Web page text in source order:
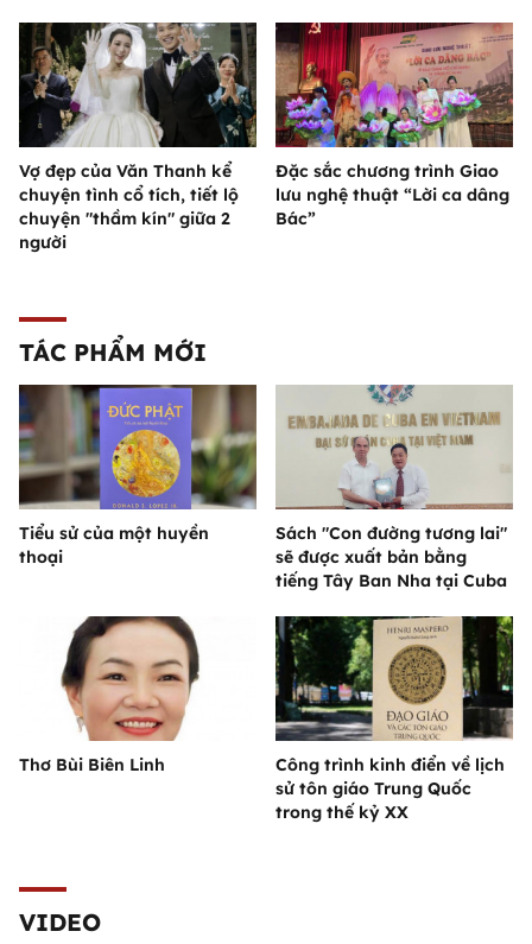
Vợ đẹp của Văn Thanh kể
chuyện tình cổ tích, tiết lộ
chuyện "thầm kín" giữa 2
người
Đặc sắc chương trình Giao
lưu nghệ thuật “Lời ca dâng
Bác”
TÁC PHẨM MỚI
Tiểu sử của một huyền
thoại
Sách "Con đường tương lai"
sẽ được xuất bản bằng
tiếng Tây Ban Nha tại Cuba
Thơ Bùi Biên Linh
Công trình kinh điển về lịch
sử tôn giáo Trung Quốc
trong thế kỷ XX
VIDEO